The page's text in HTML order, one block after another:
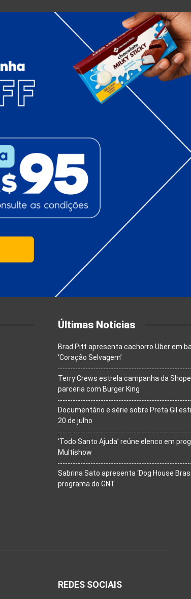
Últimas Notícias
Brad Pitt apresenta cachorro Uber em
‘Coração Selvagem’
Terry Crews estrela campanha da
parceria com Burger King
Documentário e série sobre Preta Gil
20 de julho
‘Todo Santo Ajuda’ reúne elenco em
Multishow
Sabrina Sato apresenta ‘Dog House
programa do GNT
REDES SOCIAIS